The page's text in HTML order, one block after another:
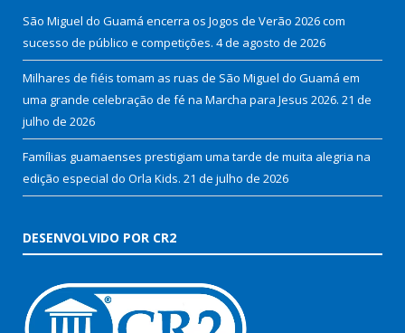
São Miguel do Guamá encerra os Jogos de Verão 2026 com
sucesso de público e competições. 4 de agosto de 2026
Milhares de fiéis tomam as ruas de São Miguel do Guamá em
uma grande celebração de fé na Marcha para Jesus 2026. 21 de
julho de 2026
Famílias guamaenses prestigiam uma tarde de muita alegria na
edição especial do Orla Kids. 21 de julho de 2026
DESENVOLVIDO POR CR2